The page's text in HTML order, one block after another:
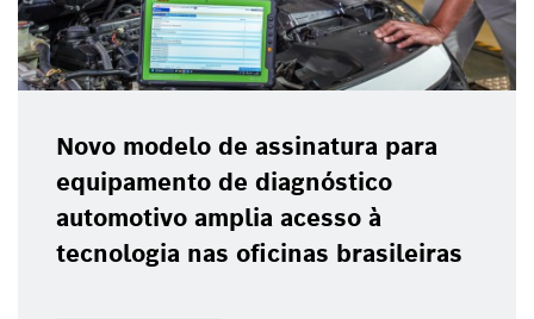
Novo modelo de assinatura para
equipamento de diagnóstico
automotivo amplia acesso à
tecnologia nas oficinas brasileiras